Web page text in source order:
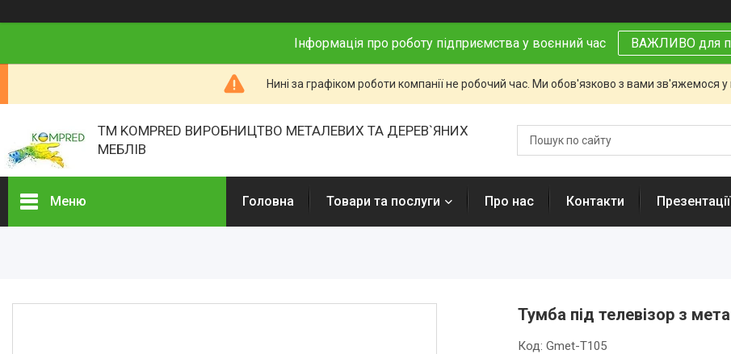
Інформація про роботу підприємства у воєнний час ВАЖЛИВО для
Нині за графіком роботи компанії не робочий час. Ми обов'язково з вами зв'яжемося
ТМ KOMPRED ВИРОБНИЦТВО МЕТАЛЕВИХ ТА ДЕРЕВ`ЯНИХ
МЕБЛІВ
Меню Головна Товари та послуги Про нас Контакти Презентації
Тумба під телевізор з
Код:Gmet-Т105